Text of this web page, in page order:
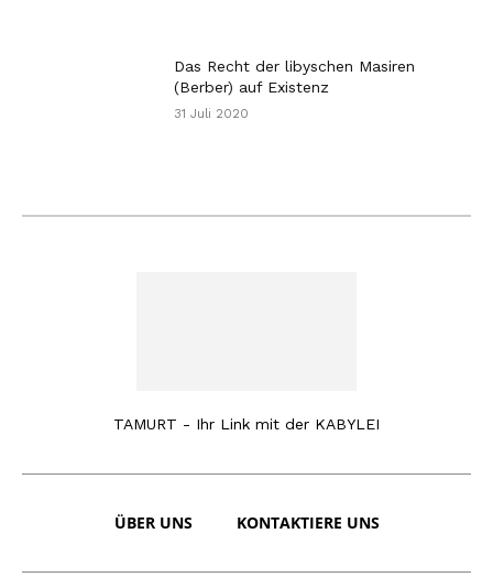
Das Recht der libyschen Masiren
(Berber) auf Existenz
31 Juli 2020
TAMURT - Ihr Link mit der KABYLEI
ÜBER UNS KONTAKTIERE UNS